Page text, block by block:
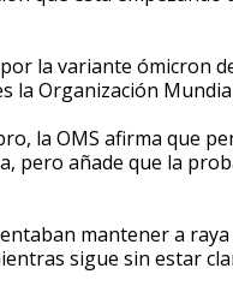
la variante ómicron
la Organización
la OMS afirma que
pero añade que la
mantener a
sigue sin estar